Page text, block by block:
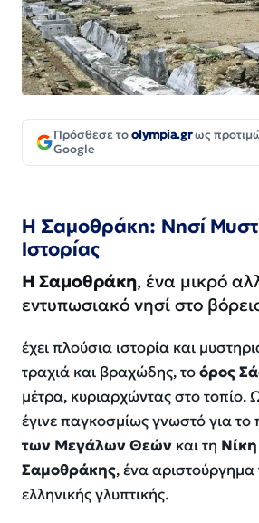
Πρόσθεσε τοolympia.grως
Google
Η Σαμοθράκη: Νησί
Ιστορίας
Η Σαμοθράκη, ένα μικρό
εντυπωσιακό νησί στο
έχει πλούσια ιστορία και
τραχιά και βραχώδης, τοόρος
μέτρα, κυριαρχώντας στο τοπίο.
έγινε παγκοσμίως γνωστό για το
των Μεγάλων Θεών και τη
Σαμοθράκης, ένα αριστούργημα
ελληνικής γλυπτικής.